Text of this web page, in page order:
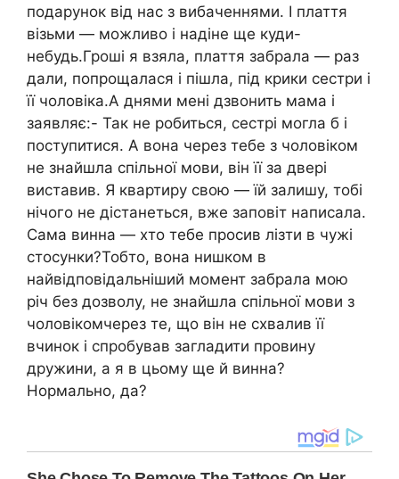
подарунок від нас з вибаченнями. І плаття
візьми — можливо і надіне ще куди-
небудь.Гроші я взяла, плаття забрала — раз
дали, попрощалася і пішла, під крики сестри і
її чоловіка.А днями мені дзвонить мама і
заявляє:- Так не робиться, сестрі могла б і
поступитися. А вона через тебе з чоловіком
не знайшла спільної мови, він її за двері
виставив. Я квартиру свою — їй залишу, тобі
нічого не дістанеться, вже заповіт написала.
Сама винна — хто тебе просив лізти в чужі
стосунки?Тобто, вона нишком в
найвідповідальніший момент забрала мою
річ без дозволу, не знайшла спільної мови з
чоловікомчерез те, що він не схвалив її
вчинок і спробував загладити провину
дружини, а я в цьому ще й винна?
Нормально, да?